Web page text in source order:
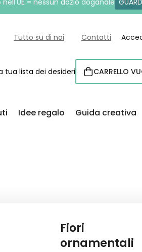
= nessun dazio doganale
Tutto su di noi Contatti
tua lista dei desideri CARRELLO
Idee regalo Guida creativa
Fiori
ornamentali